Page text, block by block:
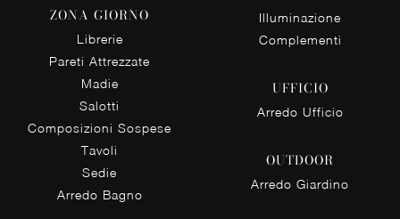
ZONA GIORNO
Librerie
Pareti Attrezzate
Madie
Salotti
Composizioni Sospese
Tavoli
Sedie
Arredo Bagno
Illuminazione
Complementi
UFFICIO
Arredo Ufficio
OUTDOOR
Arredo Giardino